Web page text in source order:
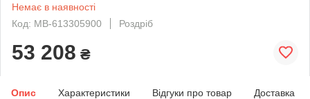
Немає в наявності
Код: MB-613305900
Роздріб
53 208 ₴
Опис Характеристики Відгуки про товар Доставка